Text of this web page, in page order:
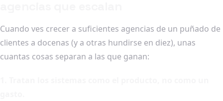
Cuando ves crecer a suficientes agencias de un puñado de
clientes a docenas (y a otras hundirse en diez), unas
cuantas cosas separan a las que ganan: